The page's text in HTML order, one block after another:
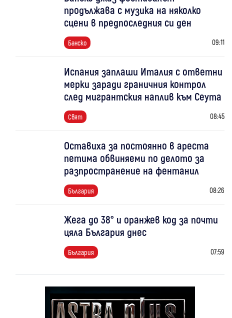
продължава с музика на няколко
сцени в предпоследния си ден
Банско 09:11
Испания заплаши Италия с ответни
мерки заради граничния контрол
след мигрантския наплив към Сеута
Свят 08:45
Оставиха за постоянно в ареста
петима обвиняеми по делото за
разпространение на фентанил
България 08:26
Жега до 38° и оранжев код за почти
цяла България днес
България 07:59